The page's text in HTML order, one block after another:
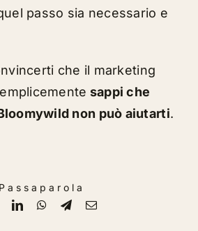
passo sia necessario e
che il marketing
sappi che
non può aiutarti.
Passaparola
FacebookLinkedInWhatsApp
TelegramEmail